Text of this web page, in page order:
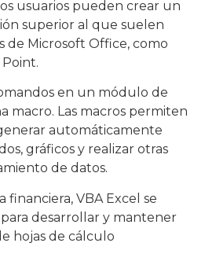
usuarios pueden crear un
superior al que suelen
de Microsoft Office, como
en un módulo de
macro. Las macros permiten
automáticamente
gráficos y realizar otras
de datos.
VBA Excel se
desarrollar y mantener
hojas de cálculo